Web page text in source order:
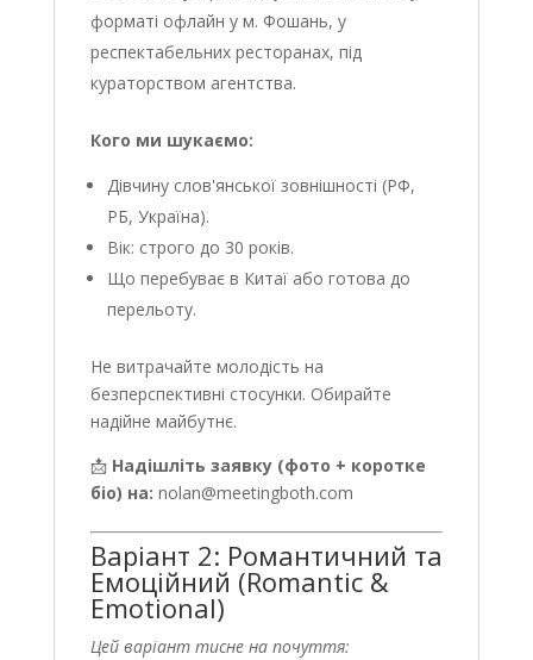
форматі офлайн у м. Фошань, у
респектабельних ресторанах, під
кураторством агентства.
Кого ми шукаємо:
Дівчину слов'янської зовнішності (РФ,
РБ, Україна).
Вік: строго до 30 років.
Що перебуває в Китаї або готова до
перельоту.
Не витрачайте молодість на
безперспективні стосунки. Обирайте
надійне майбутнє.
📩 Надішліть заявку (фото + коротке
біо) на: nolan@meetingboth.com
Варіант 2: Романтичний та
Емоційний (Romantic &
Emotional)
Цей варіант тисне на почуття: